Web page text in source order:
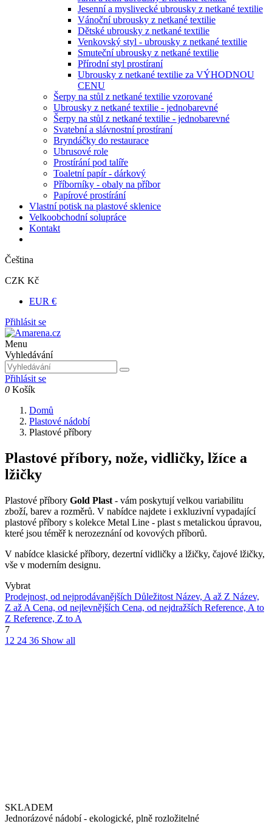
Jesenní a myslivecké ubrousky z netkané textilie
Vánoční ubrousky z netkané textilie
Dětské ubrousky z netkané textilie
Venkovský styl - ubrousky z netkané textilie
Smuteční ubrousky z netkané textilie
Přírodní styl prostíraní
Ubrousky z netkané textilie za VÝHODNOU
CENU
Šerpy na stůl z netkané textilie vzorované
Ubrousky z netkané textilie - jednobarevné
Šerpy na stůl z netkané textilie - jednobarevné
Svatební a slávnostní prostíraní
Bryndáčky do restaurace
Ubrusové role
Prostírání pod talíře
Toaletní papír - dárkový
Příborníky - obaly na příbor
Papírové prostírání
Vlastní potisk na plastové sklenice
Velkoobchodní solupráce
Kontakt
Čeština
CZK Kč
EUR €
Přihlásit se
Menu
Vyhledávání
Přihlásit se
0 Košík
Domů
Plastové nádobí
Plastové příbory
Plastové příbory, nože, vidličky, lžíce a
lžičky
Plastové příbory Gold Plast - vám poskytují velkou variabilitu
zboží, barev a rozměrů. V nabídce najdete i exkluzivní vypadající
plastové příbory s kolekce Metal Line - plast s metalickou úpravou,
které jsou téměř k nerozeznání od kovových příborů.
V nabídce klasické příbory, dezertní vidličky a lžičky, čajové lžičky,
vše v moderním designu.
Vybrat
Prodejnost, od nejprodávanějších Důležitost Název, A až Z Název,
Z až A Cena, od nejlevnějších Cena, od nejdražších Reference, A to
Z Reference, Z to A
7
12 24 36 Show all
SKLADEM
Jednorázové nádobí - ekologické, plně rozložitelné